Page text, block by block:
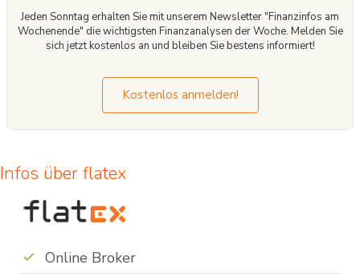
Jeden Sonntag erhalten Sie mit unserem Newsletter "Finanzinfos am
Wochenende" die wichtigsten Finanzanalysen der Woche. Melden Sie
sich jetzt kostenlos an und bleiben Sie bestens informiert!
Kostenlos anmelden!
Infos über flatex
Online Broker